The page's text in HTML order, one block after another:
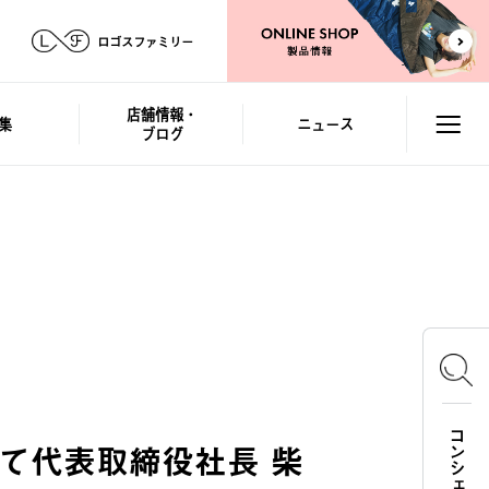
ロゴスファミリー
店舗情報・
ブログ
ニュース
代表取締役社長 柴